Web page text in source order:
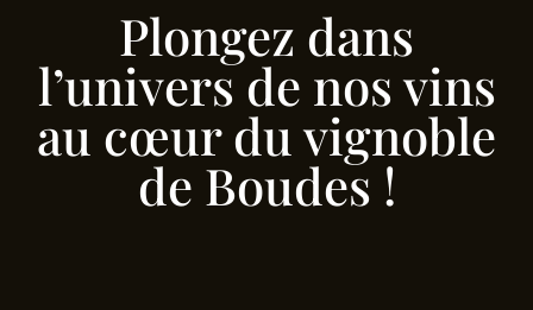
Plongez dans
l’univers de nos vins
au cœur du vignoble
de Boudes !